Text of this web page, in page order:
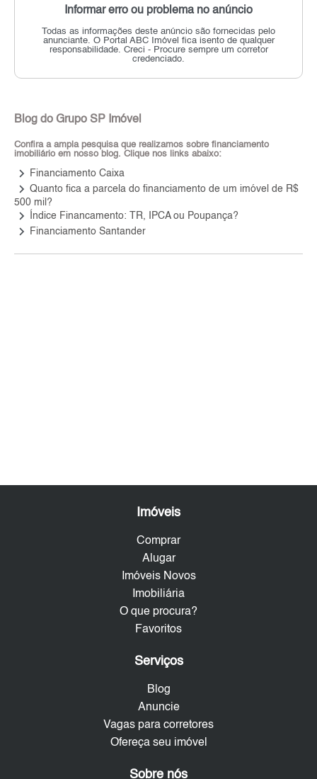
Informar erro ou problema no anúncio
Todas as informações deste anúncio são fornecidas pelo
anunciante. O Portal ABC Imóvel fica isento de qualquer
responsabilidade. Creci - Procure sempre um corretor
credenciado.
Blog do Grupo SP Imóvel
Confira a ampla pesquisa que realizamos sobre financiamento
imobiliário em nosso blog. Clique nos links abaixo:
keyboard_arrow_right Financiamento Caixa
keyboard_arrow_right Quanto fica a parcela do financiamento de um imóvel de R$
500 mil?
keyboard_arrow_right Índice Financamento: TR, IPCA ou Poupança?
keyboard_arrow_right Financiamento Santander
Imóveis
Comprar
Alugar
Imóveis Novos
Imobiliária
O que procura?
Favoritos
Serviços
Blog
Anuncie
Vagas para corretores
Ofereça seu imóvel
Sobre nós